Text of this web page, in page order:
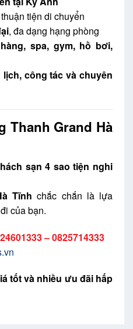
tiện di chuyển
, đa dạng hạng phòng
spa, gym, hồ bơi,
lịch, công tác và chuyên
Thanh Grand Hà
sạn 4 sao tiện nghi
Tĩnh chắc chắn là lựa
của bạn.
– 0825714333
tốt và nhiều ưu đãi hấp